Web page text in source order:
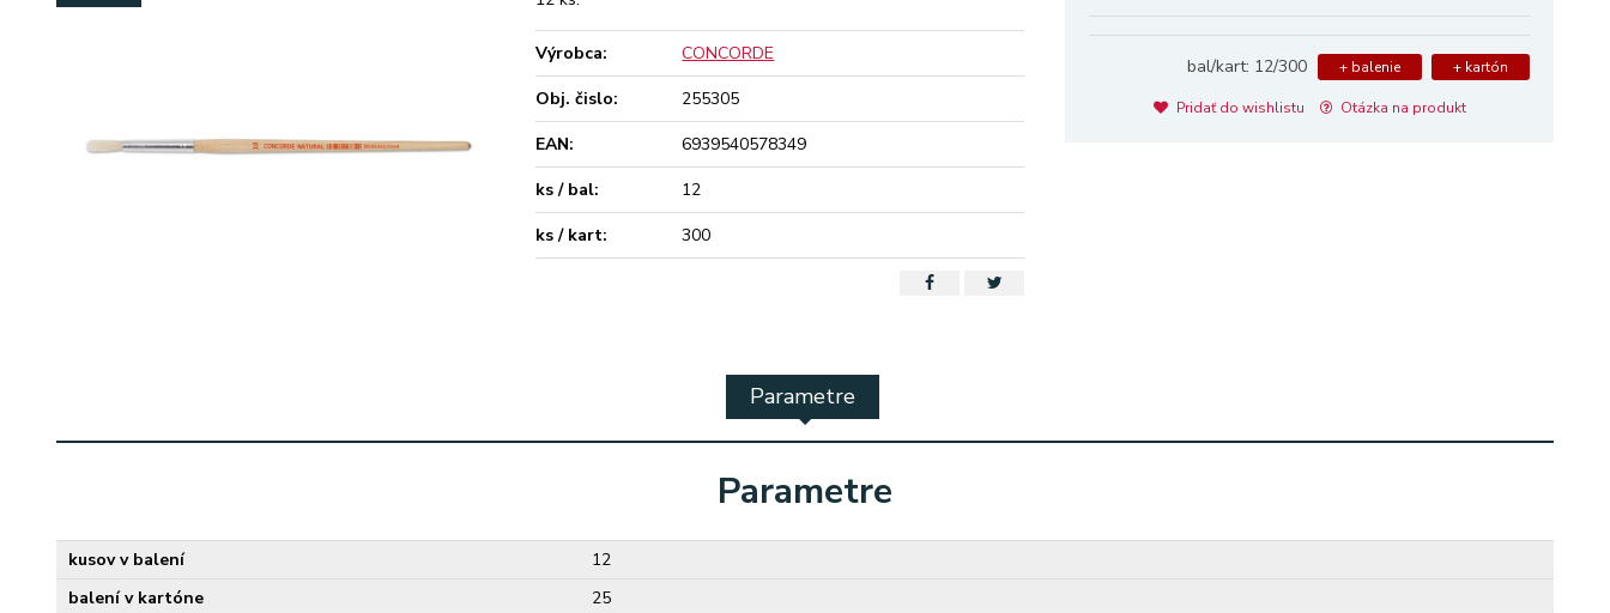
bal/kart: 12/300 + balenie + kartón
Pridať do wishlistu Otázka na produkt
Výrobca:
CONCORDE
Obj. čislo:
255305
EAN:
6939540578349
ks / bal:
12
ks / kart:
300
Parametre
Parametre
kusov v balení
12
balení v kartóne
25